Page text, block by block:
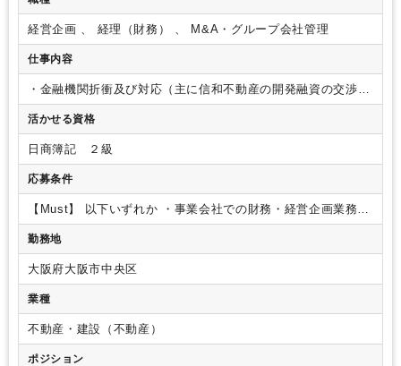
経営企画 、 経理（財務） 、 M&A・グループ会社管理
仕事内容
・金融機関折衝及び対応（主に信和不動産の開発融資の交渉と
なっており、取引銀行は30行以上）・金融機関提出資料作成
・信和グループ各社業績管理・中期経営計画策定
の運営・司会
・資金繰り管理
活かせる資格
日商簿記 ２級
応募条件
【Must】 以下いずれか ・事業会社での財務・経営企画業務の
経験者（不動産業界歓迎）・金融機関での法人営業経験者
勤務地
大阪府大阪市中央区
業種
不動産・建設（不動産）
ポジション